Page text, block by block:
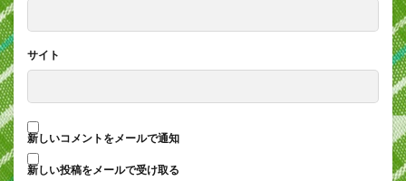
サイト
新しいコメントをメールで通知
新しい投稿をメールで受け取る